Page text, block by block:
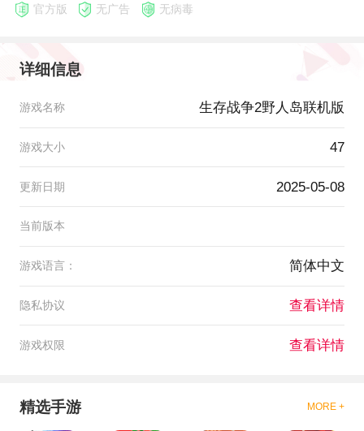
官方版 无广告 无病毒
详细信息
游戏名称 生存战争2野人岛联机版
游戏大小 47
更新日期 2025-05-08
当前版本
游戏语言： 简体中文
隐私协议 查看详情
游戏权限 查看详情
精选手游 MORE +